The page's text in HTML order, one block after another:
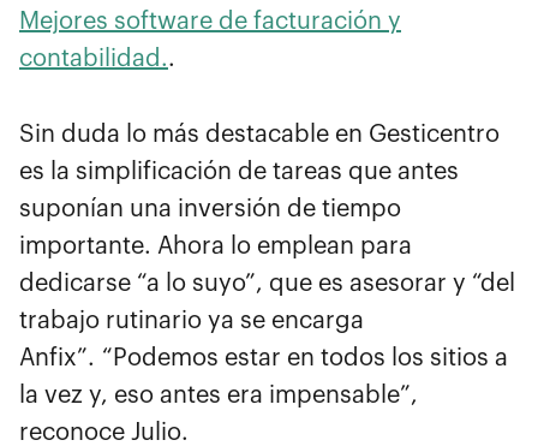
Mejores software de facturación y
contabilidad..
Sin duda lo más destacable en Gesticentro
es la simplificación de tareas que antes
suponían una inversión de tiempo
importante. Ahora lo emplean para
dedicarse “a lo suyo”, que es asesorar y “del
trabajo rutinario ya se encarga
Anfix”. “Podemos estar en todos los sitios a
la vez y, eso antes era impensable”,
reconoce Julio.